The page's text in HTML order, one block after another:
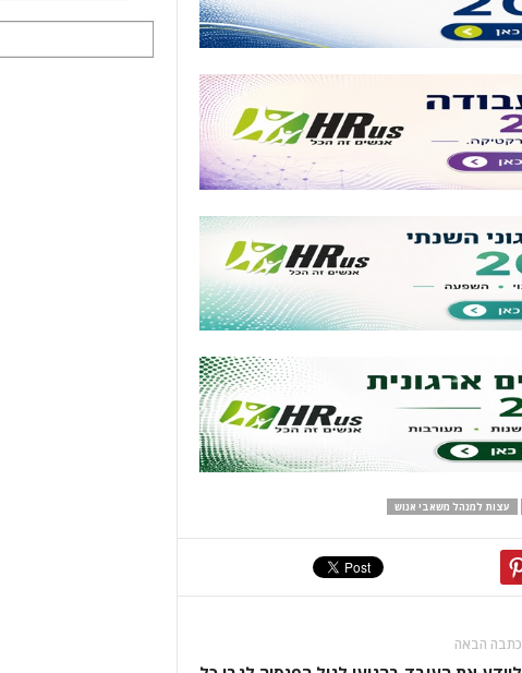
עצות למנהל משאבי אנוש
כתבה הבאה